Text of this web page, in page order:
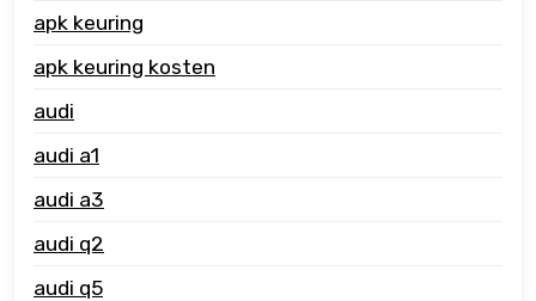
apk keuring
apk keuring kosten
audi
audi a1
audi a3
audi q2
audi q5